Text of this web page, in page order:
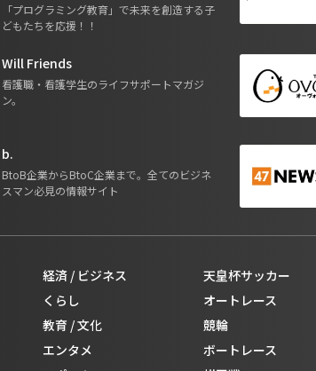
「プログラミング教育」で未来を創造する子
どもたちを応援！！
Will Friends
看護職・看護学生のライフサポートマガジ
ン。
b.
BtoB企業からBtoC企業まで。全てのビジネ
スマン必見の情報サイト
経済 / ビジネス
くらし
教育 / 文化
エンタメ
天皇杯サッカー
オートレース
競輪
ボートレース